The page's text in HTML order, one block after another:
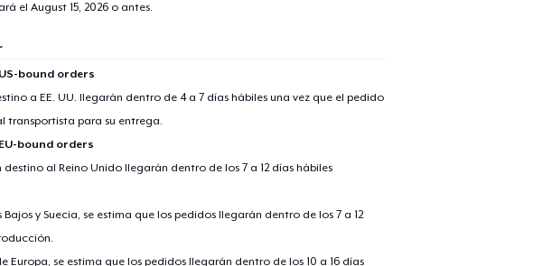
el August 15, 2026o antes.
bound orders
a EE. UU. llegarán dentro de 4 a 7 días hábiles una vez que el pedido
transportista para su entrega.
bound orders
al Reino Unido llegarán dentro de los 7 a 12 días hábiles
Bajos y Suecia, se estima que los pedidos llegarán dentro de los 7 a 12
Europa, se estima que los pedidos llegarán dentro de los 10 a 16 días